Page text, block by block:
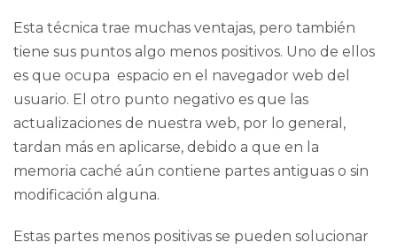
Esta técnica trae muchas ventajas, pero también
tiene sus puntos algo menos positivos. Uno de ellos
es que ocupa espacio en el navegador web del
usuario. El otro punto negativo es que las
actualizaciones de nuestra web, por lo general,
tardan más en aplicarse, debido a que en la
memoria caché aún contiene partes antiguas o sin
modificación alguna.
Estas partes menos positivas se pueden solucionar